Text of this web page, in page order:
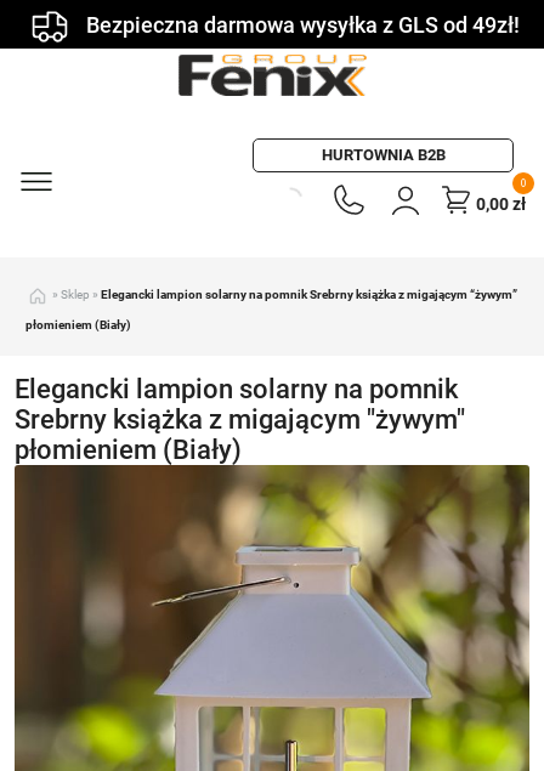
Bezpieczna darmowa wysyłka z GLS od 49zł!
HURTOWNIA B2B
0
0,00zł
» Sklep » Elegancki lampion solarny na pomnik Srebrny książka z migającym “żywym”
płomieniem (Biały)
Elegancki lampion solarny na pomnik
Srebrny książka z migającym "żywym"
płomieniem (Biały)